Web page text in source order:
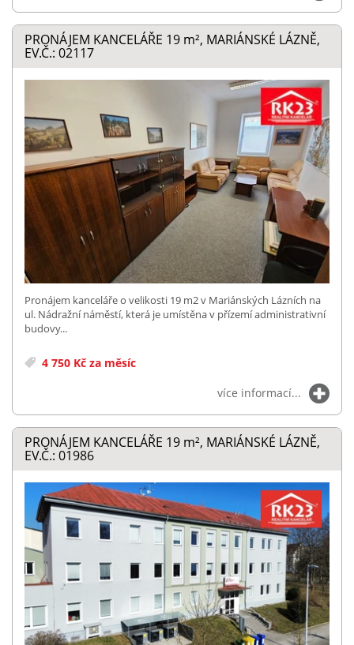
PRONÁJEM KANCELÁŘE 19 m², MARIÁNSKÉ LÁZNĚ,
EV.Č.: 02117
Pronájem kanceláře o velikosti 19 m2 v Mariánských Lázních na
ul. Nádražní náměstí, která je umístěna v přízemí administrativní
budovy...
4 750 Kč za měsíc
více informací...
PRONÁJEM KANCELÁŘE 19 m², MARIÁNSKÉ LÁZNĚ,
EV.Č.: 01986